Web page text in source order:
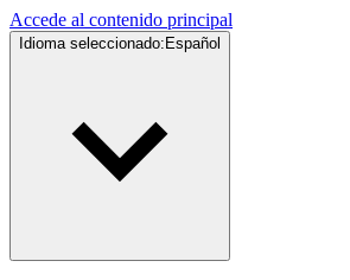
Accede al contenido principal
Idioma seleccionado: Español